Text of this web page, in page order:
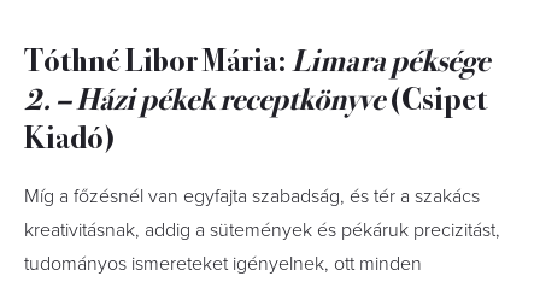
Tóthné Libor Mária:Limara péksége
2. – Házi pékek receptkönyve(Csipet
Kiadó)
Míg a főzésnél van egyfajta szabadság, és tér a szakács
kreativitásnak, addig a sütemények és pékáruk precizitást,
tudományos ismereteket igényelnek, ott minden